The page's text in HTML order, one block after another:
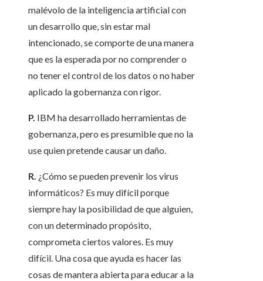
malévolo de la inteligencia artificial con
un desarrollo que, sin estar mal
intencionado, se comporte de una manera
que es la esperada por no comprender o
no tener el control de los datos o no haber
aplicado la gobernanza con rigor.
P. IBM ha desarrollado herramientas de
gobernanza, pero es presumible que no la
use quien pretende causar un daño.
R. ¿Cómo se pueden prevenir los virus
informáticos? Es muy difícil porque
siempre hay la posibilidad de que alguien,
con un determinado propósito,
comprometa ciertos valores. Es muy
difícil. Una cosa que ayuda es hacer las
cosas de mantera abierta para educar a la